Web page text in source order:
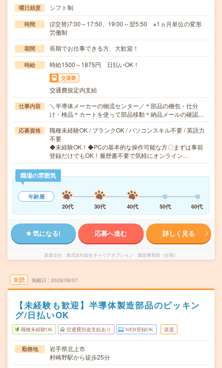
曜日頻度 シフト制
時間
(2交替)7:00～17:50、19:00～翌5:50 ※1ヵ月単位の変形
労働制
期間 長期でお仕事できる方、大歓迎！
時給 時給1500～1875円 日払いOK！
交通費
交通費規定内支給
仕事内容
＼半導体メーカーの物流センター／＊部品の梱包・仕分
け・検品＊カートを使って部品移動＊納品メールの確認…
応募資格
職種未経験OK / ブランクOK / パソコンスキル不要 / 英語力
不要
◆未経験OK！◆PCの基本的な操作可能な方〇まずは事前
登録だけでもOK！履歴書不要で気軽にオンライン…
職場の雰囲気
年齢層
20代
30代 40代 50代 60代
気になる! 応募へ進む 詳しく見る
派遣会社 株式会社綜合キャリアオプション 製造事業部（全国）
未読 掲載日 2026/08/07
【未経験も歓迎】半導体製造部品のピッキン
グ/日払いOK
職種未経験OK 交通費別途支給あり WEB登録OK 派遣
勤務地
岩手県北上市
村崎野駅から徒歩25分